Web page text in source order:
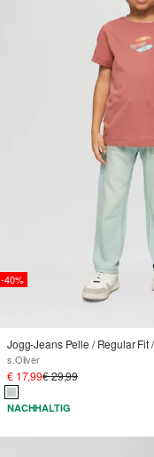
-40%
s.Oliver
€ 17,99€ 29,99
NACHHALTIG